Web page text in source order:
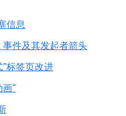
信息
件及其发起者箭头
”标签页改进
画”